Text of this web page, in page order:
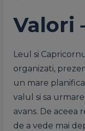
Valori
Leul si
organizati,
un mare
valul si sa
avans. De aceea
de a vede mai